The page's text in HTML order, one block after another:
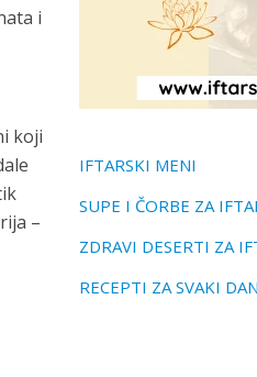
i
koji
–
IFTARSKI MENI
SUPE I ČORBE ZA
ZDRAVI DESERTI ZA
RECEPTI ZA SVAKI